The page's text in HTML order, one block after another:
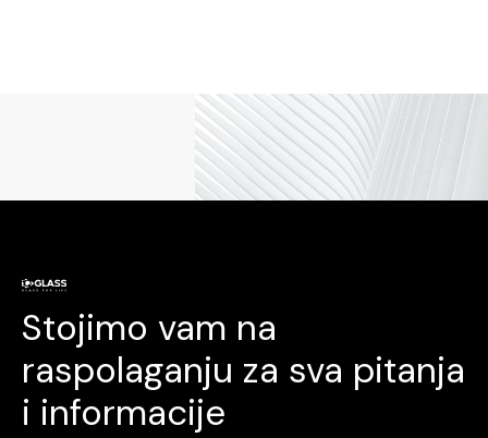
Stojimo vam na
raspolaganju za sva pitanja
i informacije